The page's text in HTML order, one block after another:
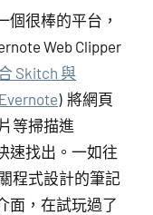
個很棒的平台，
Web Clipper
Skitch 與
) 將網頁
等掃描進
速找出。一如往
程式設計的筆記
面，在試玩過了